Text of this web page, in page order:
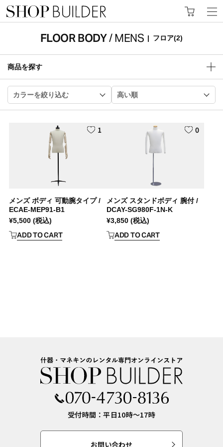
FLOOR BODY/ MENS | フロア(2)
商品を探す
カラーを絞り込む 高い順
メンズ ボディ 可動腕タイプ /
ECAE-MEP91-B1
¥5,500 (税込)
ADD TO CART
1
メンズ スタンドボディ 腕付 /
DCAY-SG980F-1N-K
¥3,850 (税込)
ADD TO CART
0
受付時間：平日10時〜17時
お問い合わせ